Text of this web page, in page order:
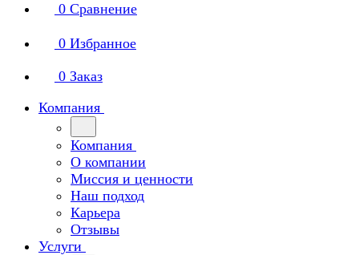
0 Сравнение
0 Избранное
0 Заказ
Компания
Компания
О компании
Миссия и ценности
Наш подход
Карьера
Отзывы
Услуги